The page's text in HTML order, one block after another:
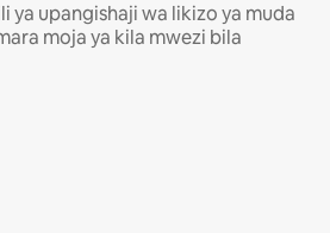
ya upangishaji wa likizo ya muda
moja ya kila mwezi bila